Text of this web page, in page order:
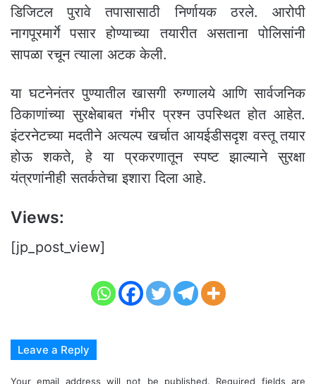
डिजिटल पुरावे तपासासाठी निर्णायक ठरले. आरोपी
नागपूरमार्गे पसार होण्याच्या तयारीत असताना पोलिसांनी
सापळा रचून त्याला अटक केली.
या घटनेनंतर पुण्यातील खासगी रुग्णालये आणि सार्वजनिक
ठिकाणांच्या सुरक्षेबाबत गंभीर प्रश्न उपस्थित होत आहेत.
इंटरनेटच्या मदतीने अत्यल्प खर्चात आयईडीसदृश वस्तू तयार
होऊ शकते, हे या प्रकरणातून स्पष्ट झाल्याने सुरक्षा
यंत्रणांनीही सतर्कतेचा इशारा दिला आहे.
Views:
[jp_post_view]
Leave a Reply
Your email address will not be published.
Required fields are